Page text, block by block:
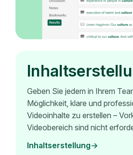
Geben Sie jedem in Ihrem
Möglichkeit, klare und
Videoinhalte zu erstellen –
Videobereich sind nicht
Inhaltserstellung